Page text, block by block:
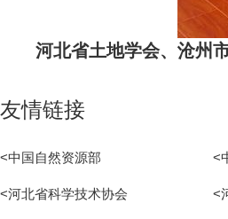
河北省土地学会、沧州
友情链接
<中国自然资源部 <
<河北省科学技术协会 <